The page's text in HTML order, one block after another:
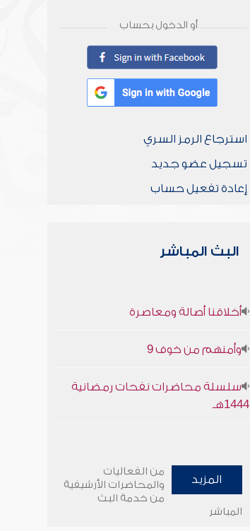
أو الدخول بحساب
استرجاع الرمز السري
تسجيل عضو جديد
إعادة تفعيل حساب
البث المباشر
أخلاقنا أصالة ومعاصرة
وأمنهم من خوف 9
سلسلة محاضرات نفحات رمضانية
1444هـ
المزيد
من الفعاليات
والمحاضرات الأرشيفية
من خدمة البث
المباشر